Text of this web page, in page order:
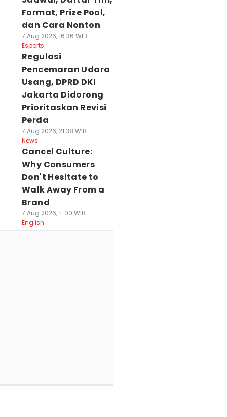
Format, Prize Pool,
dan Cara Nonton
7 Aug 2026, 16:36 WIB
Esports
Regulasi
Pencemaran Udara
Usang, DPRD DKI
Jakarta Didorong
Prioritaskan Revisi
Perda
7 Aug 2026, 21:38 WIB
News
Cancel Culture:
Why Consumers
Don't Hesitate to
Walk Away From a
Brand
7 Aug 2026, 11:00 WIB
English